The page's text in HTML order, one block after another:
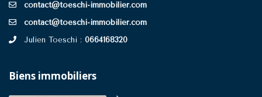
contact@toeschi-immobilier.com
contact@toeschi-immobilier.com
Julien Toeschi :0664168320
Biens immobiliers